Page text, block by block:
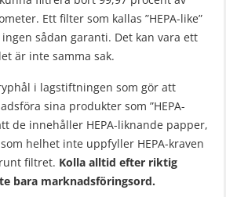
Ett filter som kallas ”HEPA-like”
ingen sådan garanti. Det kan vara ett
är inte samma sak.
i lagstiftningen som gör att
sina produkter som ”HEPA-
de innehåller HEPA-liknande papper,
helhet inte uppfyller HEPA-kraven
filtret. Kolla alltid efter riktig
bara marknadsföringsord.